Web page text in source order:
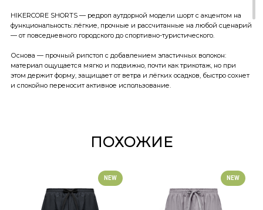
HIKERCORE SHORTS — редроп аутдорной модели шорт с акцентом на
функциональность: лёгкие, прочные и рассчитанные на любой сценарий
— от повседневного городского до спортивно-туристического.
Основа — прочный рипстоп с добавлением эластичных волокон:
материал ощущается мягко и подвижно, почти как трикотаж, но при
этом держит форму, защищает от ветра и лёгких осадков, быстро сохнет
и спокойно переносит активное использование.
содержимое без лишних действий. Лаконичный брендинг логотипа
«Путь», выполненный вышивкой.
Цвета — приглушённые, землистые, легко вписывающиеся в любой
ПОХОЖИЕ
NEW NEW